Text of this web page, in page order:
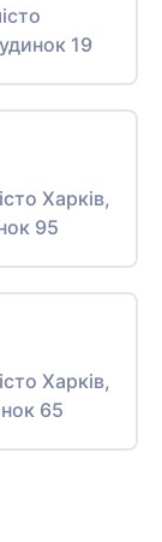
19
Харків,
95
Харків,
65